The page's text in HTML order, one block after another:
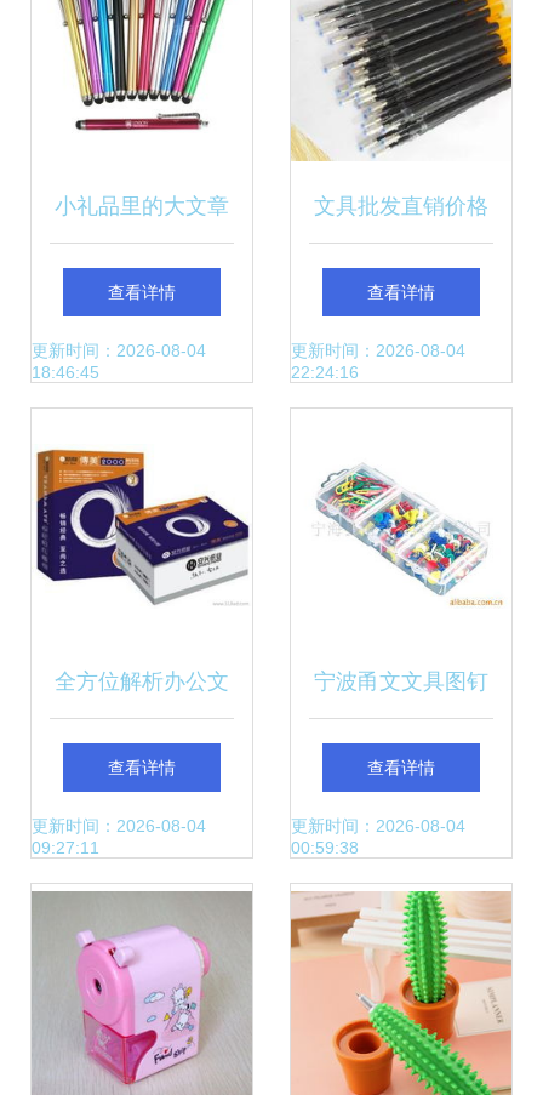
小礼品里的大文章
——探访订造皇的
个性化定制之道
查看详情
更新时间：2026-08-04
18:46:45
文具批发直销价格
解析 如何直连厂家
获取最优惠进货渠
查看详情
更新时间：2026-08-04
22:24:16
全方位解析办公文
具与办公用品供应
批发攻略与最新价
格趋势
查看详情
更新时间：2026-08-04
09:27:11
宁波甬文文具图钉
产品全览 一站式文
具批发指南
查看详情
更新时间：2026-08-04
00:59:38